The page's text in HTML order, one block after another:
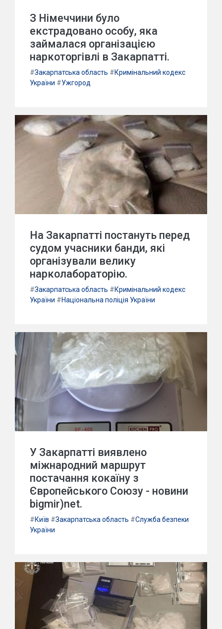
З Німеччини було
екстрадовано особу, яка
займалася організацією
наркоторгівлі в Закарпатті.
#Закарпатська область #Кримінальний кодекс
України #Ужгород
На Закарпатті постануть перед
судом учасники банди, які
організували велику
нарколабораторію.
#Закарпатська область #Кримінальний кодекс
України #Національна поліція України
У Закарпатті виявлено
міжнародний маршрут
постачання кокаїну з
Європейського Союзу - новини
bigmir)net.
#Київ #Закарпатська область #Служба безпеки
України